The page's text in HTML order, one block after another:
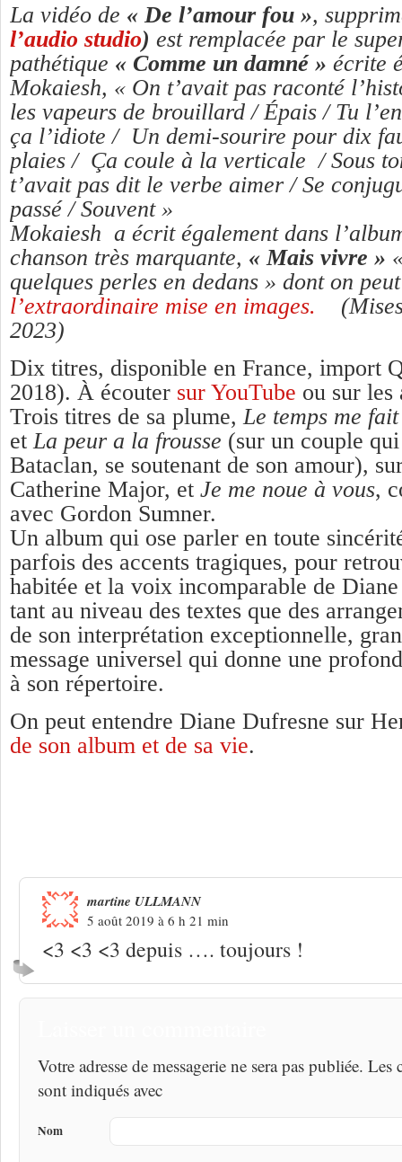
La vidéo de « De l’amour fou »,
l’audio studio) est remplacée par le
pathétique « Comme un damné » écrite
Mokaiesh, « On t’avait pas raconté
les vapeurs de brouillard / Épais / Tu
ça l’idiote / Un demi-sourire pour dix
plaies / Ça coule à la verticale / Sous
t’avait pas dit le verbe aimer / Se
passé / Souvent »
Mokaiesh a écrit également dans
chanson très marquante, « Mais vivre »
quelques perles en dedans » dont on
l’extraordinaire mise en images.
2023)
Dix titres, disponible en France, import
2018). À écouter sur YouTube ou sur les
Trois titres de sa plume, Le temps me
et La peur a la frousse (sur un couple
Bataclan, se soutenant de son amour),
Catherine Major, et Je me noue à vous,
avec Gordon Sumner.
Un album qui ose parler en toute
parfois des accents tragiques, pour
habitée et la voix incomparable de
tant au niveau des textes que des
de son interprétation exceptionnelle,
message universel qui donne une
à son répertoire.
On peut entendre Diane Dufresne sur
de son album et de sa vie.
martine ULLMANN
5 août 2019 à 6 h 21 min
<3 <3 <3 depuis …. toujours !
Votre adresse de messagerie ne sera pas publiée.
sont indiqués avec
Nom